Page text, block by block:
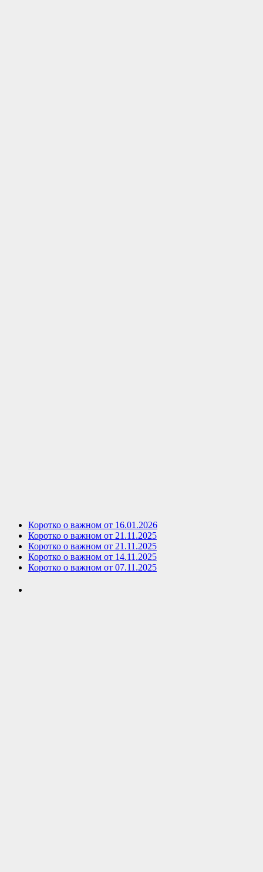
Коротко о важном от 16.01.2026
Коротко о важном от 21.11.2025
Коротко о важном от 21.11.2025
Коротко о важном от 14.11.2025
Коротко о важном от 07.11.2025